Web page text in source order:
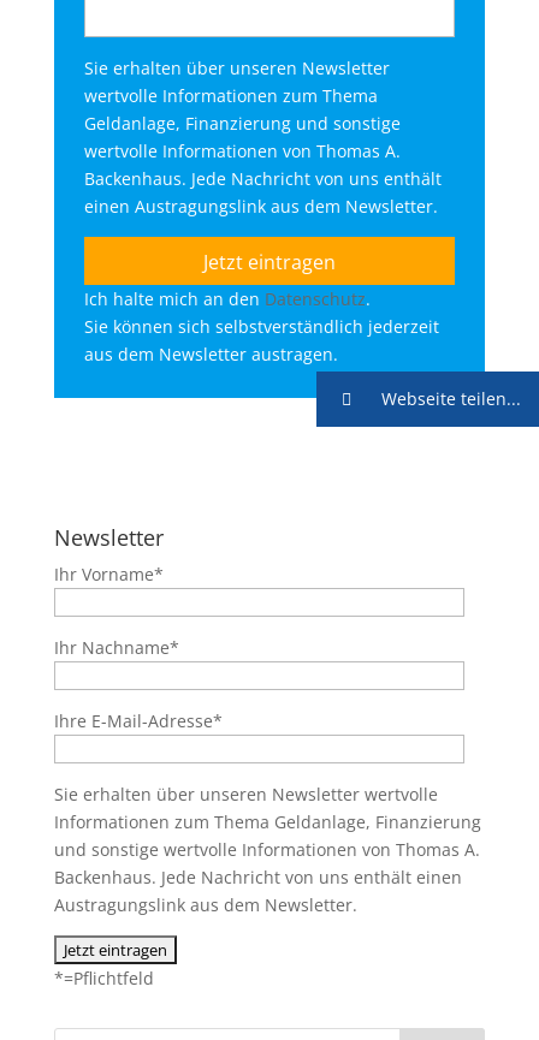
Sie erhalten über unseren Newsletter
wertvolle Informationen zum Thema
Geldanlage, Finanzierung und sonstige
wertvolle Informationen von Thomas A.
Backenhaus. Jede Nachricht von uns enthält
einen Austragungslink aus dem Newsletter.
Ich halte mich an den Datenschutz.
Sie können sich selbstverständlich jederzeit
aus dem Newsletter austragen.
Newsletter
Ihr Vorname*
Ihr Nachname*
Ihre E-Mail-Adresse*
Sie erhalten über unseren Newsletter wertvolle
Informationen zum Thema Geldanlage, Finanzierung
und sonstige wertvolle Informationen von Thomas A.
Backenhaus. Jede Nachricht von uns enthält einen
Austragungslink aus dem Newsletter.
*=Pflichtfeld
Webseite teilen...